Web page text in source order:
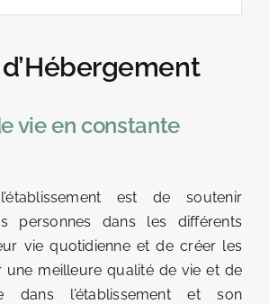
vie en constante
est de soutenir
personnes dans les différents
vie quotidienne et de créer les
une meilleure qualité de vie et de
dans l’établissement et son